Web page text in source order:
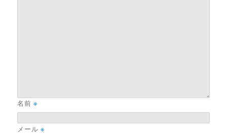
名前※
メール※